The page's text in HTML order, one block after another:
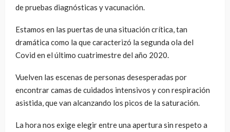
de pruebas diagnósticas y vacunación.
Estamos en las puertas de una situación crítica, tan
dramática como la que caracterizó la segunda ola del
Covid en el último cuatrimestre del año 2020.
Vuelven las escenas de personas desesperadas por
encontrar camas de cuidados intensivos y con respiración
asistida, que van alcanzando los picos de la saturación.
La hora nos exige elegir entre una apertura sin respeto a